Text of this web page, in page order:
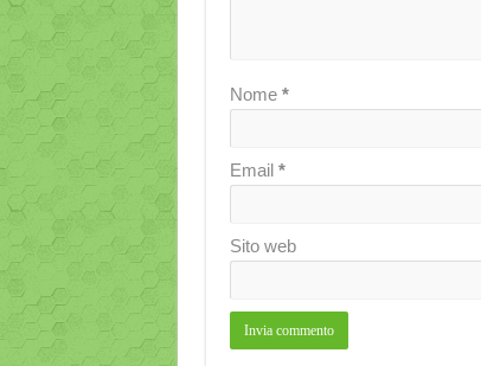
Nome *
Email *
Sito web